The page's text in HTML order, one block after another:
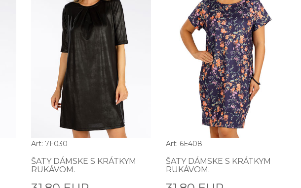
Art: 7F030
ŠATY DÁMSKE S KRÁTKYM
RUKÁVOM.
Art: 6E408
ŠATY DÁMSKE S KRÁTKYM
RUKÁVOM.